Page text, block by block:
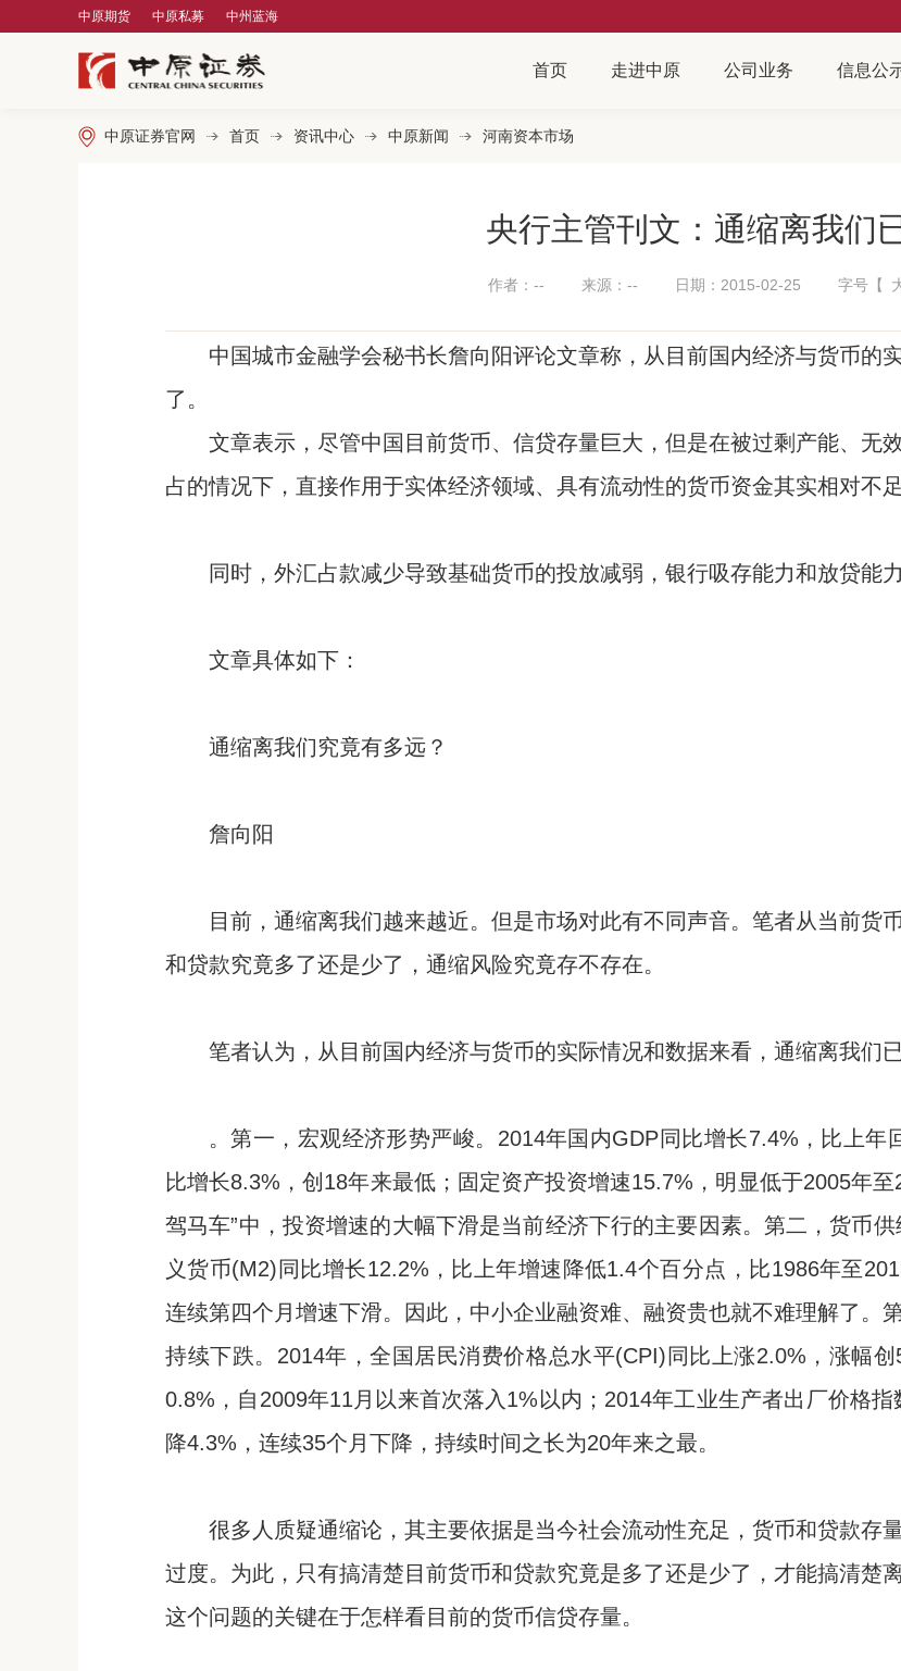
中原期货 中原私募 中州蓝海
首页 走进中原 公司业务 信息公
中原证券官网 首页 资讯中心 中原新闻 河南资本市场
央行主管刊文：通缩离我们
作者：-- 来源：-- 日期：2015-02-25 字号【
中国城市金融学会秘书长詹向阳评论文章称，从目前国内经济与货币的
了。
文章表示，尽管中国目前货币、信贷存量巨大，但是在被过剩产能、无
占的情况下，直接作用于实体经济领域、具有流动性的货币资金其实相对不足
同时，外汇占款减少导致基础货币的投放减弱，银行吸存能力和放贷能
文章具体如下：
通缩离我们究竟有多远？
詹向阳
目前，通缩离我们越来越近。但是市场对此有不同声音。笔者从当前货
和贷款究竟多了还是少了，通缩风险究竟存不存在。
笔者认为，从目前国内经济与货币的实际情况和数据来看，通缩离我们
。第一，宏观经济形势严峻。2014年国内GDP同比增长7.4%，比上年
比增长8.3%，创18年来最低；固定资产投资增速15.7%，明显低于2005年
驾马车”中，投资增速的大幅下滑是当前经济下行的主要因素。第二，货币
义货币(M2)同比增长12.2%，比上年增速降低1.4个百分点，比1986年至
连续第四个月增速下滑。因此，中小企业融资难、融资贵也就不难理解了。
持续下跌。2014年，全国居民消费价格总水平(CPI)同比上涨2.0%，涨幅
0.8%，自2009年11月以来首次落入1%以内；2014年工业生产者出厂价格
降4.3%，连续35个月下降，持续时间之长为20年来之最。
很多人质疑通缩论，其主要依据是当今社会流动性充足，货币和贷款存
过度。为此，只有搞清楚目前货币和贷款究竟是多了还是少了，才能搞清楚
这个问题的关键在于怎样看目前的货币信贷存量。